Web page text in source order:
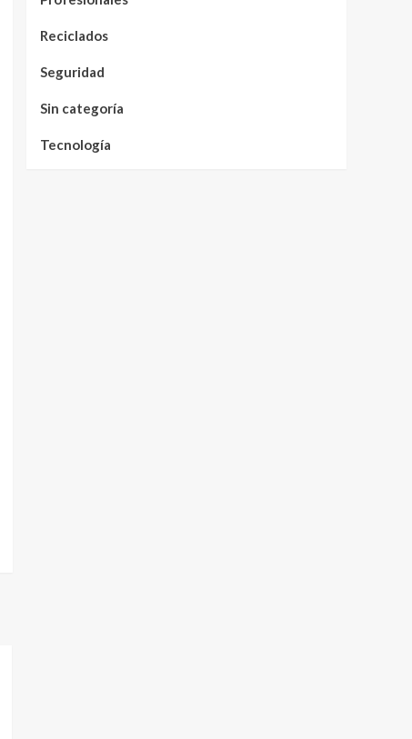
Reciclados
Seguridad
Sin categoría
Tecnología